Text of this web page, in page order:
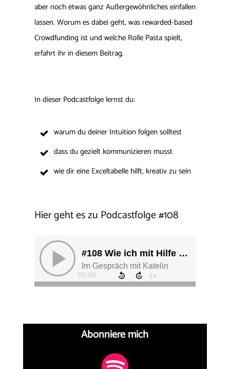
aber noch etwas ganz Außergewöhnliches einfallen
lassen. Worum es dabei geht, was rewarded-based
Crowdfunding ist und welche Rolle Pasta spielt,
erfahrt ihr in diesem Beitrag.
In dieser Podcastfolge lernst du:
warum du deiner Intuition folgen solltest
dass du gezielt kommunizieren musst
wie dir eine Exceltabelle hilft, kreativ zu sein
Hier geht es zu Podcastfolge#108
Abonniere mich